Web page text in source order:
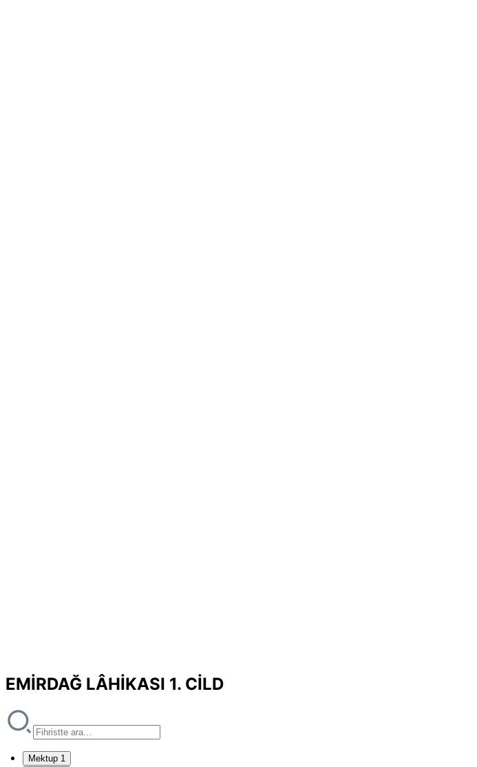
EMİRDAĞ LÂHİKASI 1. CİLD
Mektup 1